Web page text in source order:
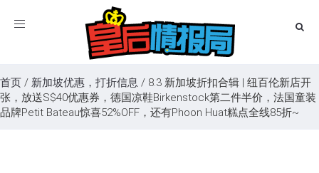
Toggle
首页 / 新加坡优惠，打折信息 / 8.3 新加坡折扣合辑 | 纽百伦新店开
张，放送S$40优惠券，德国凉鞋Birkenstock第二件半价，法国童装
品牌Petit Bateau惊喜52%OFF，还有Phoon Huat糕点全线85折~